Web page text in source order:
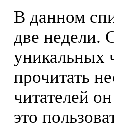
В данном
две недели.
уникальных
прочитать
читателей
это